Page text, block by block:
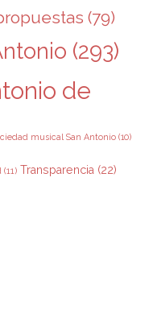
(79)
(293)
de
musical San Antonio (10)
(11) Transparencia (22)